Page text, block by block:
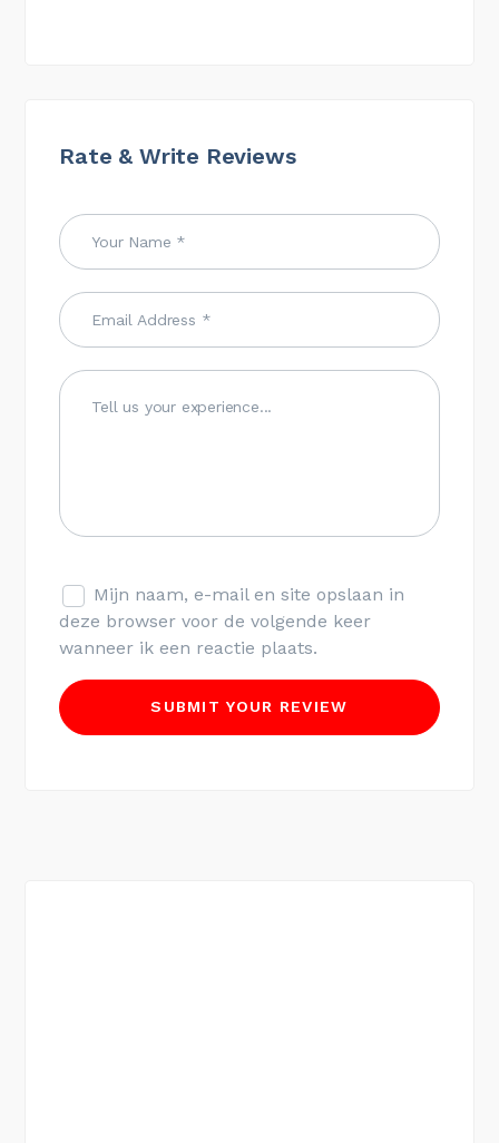
Rate & Write Reviews
Mijn naam, e-mail en site opslaan in
deze browser voor de volgende keer
wanneer ik een reactie plaats.